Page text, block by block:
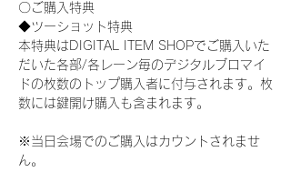
〇ご購入特典
◆ツーショット特典
本特典はDIGITAL ITEM SHOPでご購入いた
だいた各部/各レーン毎のデジタルブロマイ
ドの枚数のトップ購入者に付与されます。枚
数には鍵開け購入も含まれます。
※当日会場でのご購入はカウントされませ
ん。